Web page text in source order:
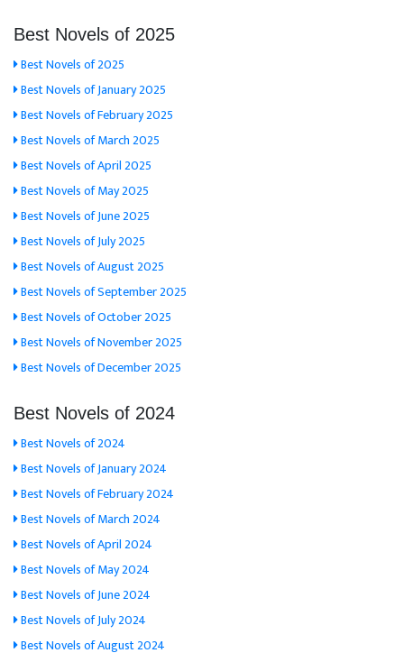
Best Novels of 2025
Best Novels of 2025
Best Novels of January 2025
Best Novels of February 2025
Best Novels of March 2025
Best Novels of April 2025
Best Novels of May 2025
Best Novels of June 2025
Best Novels of July 2025
Best Novels of August 2025
Best Novels of September 2025
Best Novels of October 2025
Best Novels of November 2025
Best Novels of December 2025
Best Novels of 2024
Best Novels of 2024
Best Novels of January 2024
Best Novels of February 2024
Best Novels of March 2024
Best Novels of April 2024
Best Novels of May 2024
Best Novels of June 2024
Best Novels of July 2024
Best Novels of August 2024